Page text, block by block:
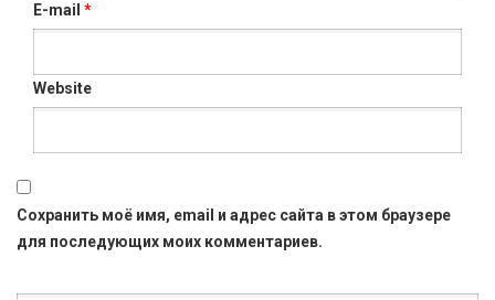
E-mail *
Website
Сохранить моё имя, email и адрес сайта в этом браузере
для последующих моих комментариев.